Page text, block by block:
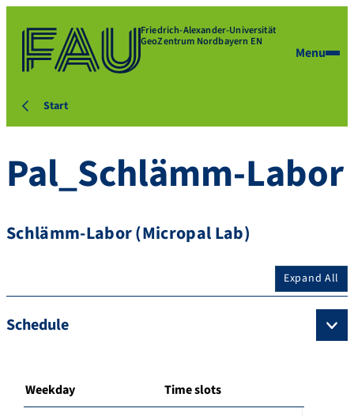
Friedrich-Alexander-Universität
GeoZentrum Nordbayern EN
Menu
Start
Pal_Schlämm-Labor
Schlämm-Labor (Micropal Lab)
Expand All
Schedule
Weekday Time slots